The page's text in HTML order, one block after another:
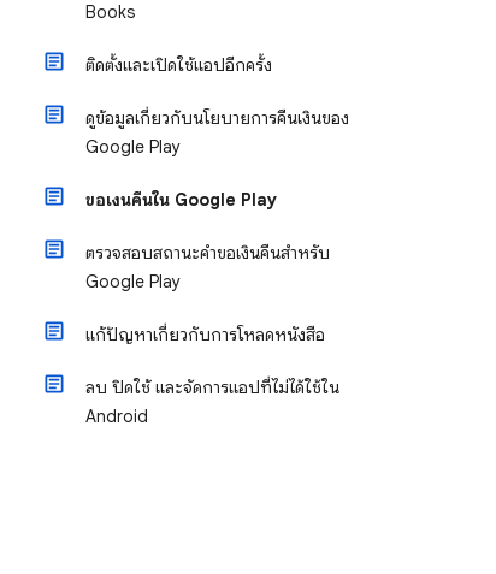
Books
ติดตั้งและเปิดใช้แอปอีกครั้ง
ดูข้อมูลเกี่ยวกับนโยบายการคืนเงินของ
Google Play
ขอเงินคืนใน Google Play
ตรวจสอบสถานะคำขอเงินคืนสำหรับ
Google Play
แก้ปัญหาเกี่ยวกับการโหลดหนังสือ
ลบ ปิดใช้ และจัดการแอปที่ไม่ได้ใช้ใน
Android